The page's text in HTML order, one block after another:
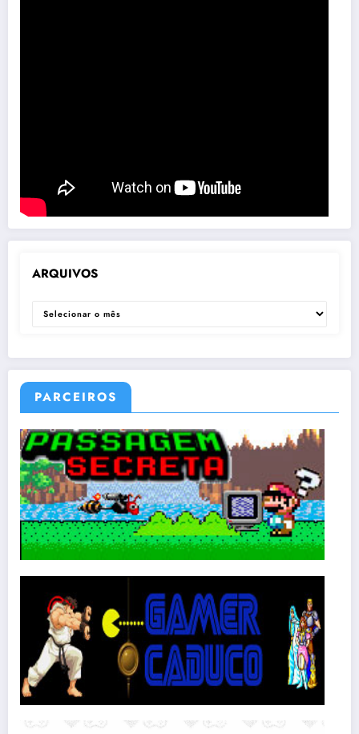
ARQUIVOS
ARQUIVOS
PARCEIROS